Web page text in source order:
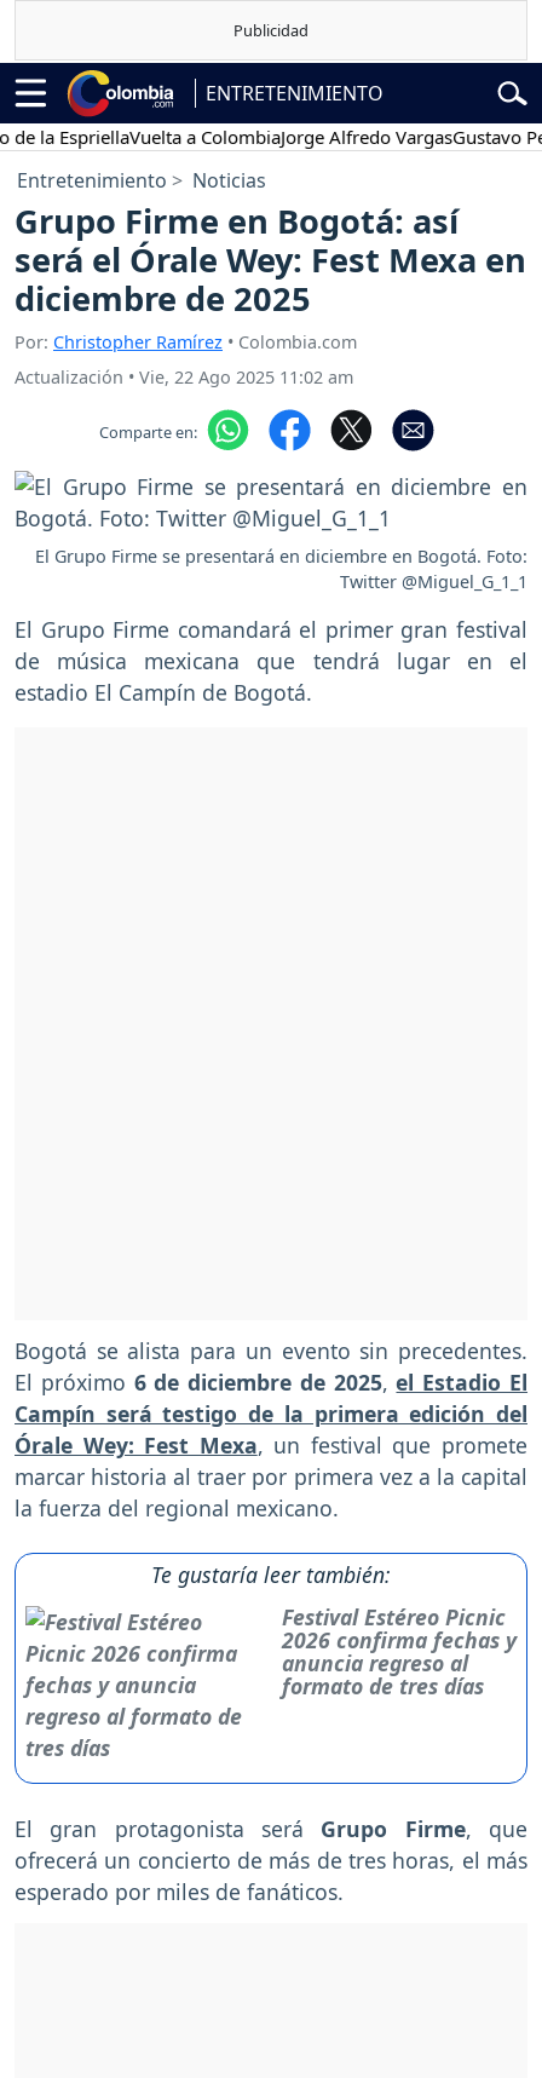
ENTRETENIMIENTO
EspriellaVuelta a ColombiaJorge Alfredo VargasGustavo Petro
Entretenimiento Noticias
Grupo Firme en Bogotá: así
será el Órale Wey: Fest Mexa en
diciembre de 2025
Por: Christopher Ramírez • Colombia.com
Actualización • Vie, 22 Ago 2025 11:02 am
Comparte en:
El Grupo Firme se presentará en diciembre en Bogotá. Foto:
Twitter @Miguel_G_1_1
El Grupo Firme comandará el primer gran festival
de música mexicana que tendrá lugar en el
estadio El Campín de Bogotá.
Bogotá se alista para un evento sin precedentes.
El próximo 6 de diciembre de 2025,el Estadio El
Campín será testigo de la primera edición del
Órale Wey: Fest Mexa, un festival que promete
marcar historia al traer por primera vez a la capital
la fuerza del regional mexicano.
Te gustaría leer también:
Festival Estéreo Picnic
2026 confirma fechas y
anuncia regreso al
formato de tres días
El gran protagonista será Grupo Firme, que
ofrecerá un concierto de más de tres horas, el más
esperado por miles de fanáticos.